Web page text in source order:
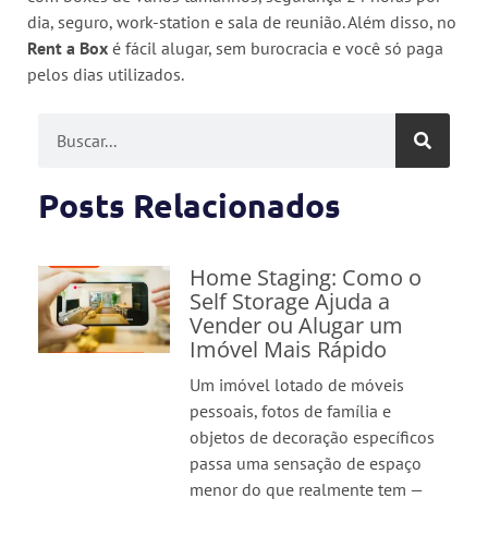
dia, seguro, work-station e sala de reunião. Além disso, no
Rent a Box é fácil alugar, sem burocracia e você só paga
pelos dias utilizados.
Posts Relacionados
Home Staging: Como o
Self Storage Ajuda a
Vender ou Alugar um
Imóvel Mais Rápido
Um imóvel lotado de móveis
pessoais, fotos de família e
objetos de decoração específicos
passa uma sensação de espaço
menor do que realmente tem —